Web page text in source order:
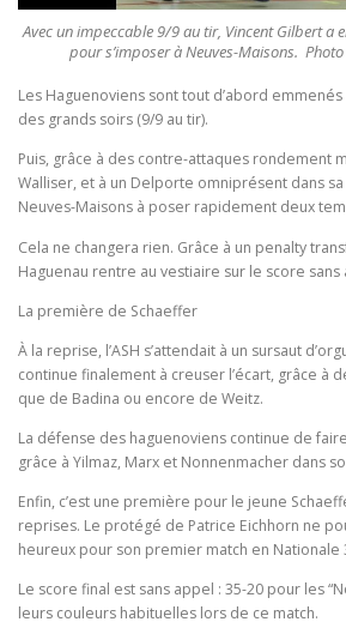
Avec un impeccable 9/9 au tir, Vincent Gilbert a
pour s’imposer à Neuves-Maisons.
Les Haguenoviens sont tout d’abord
des grands soirs (9/9 au tir).
Puis, grâce à des contre-attaques rondement
Walliser, et à un Delporte omniprésent dans sa
Neuves-Maisons à poser rapidement deux
Cela ne changera rien. Grâce à un penalty
Haguenau rentre au vestiaire sur le score sans
La première de Schaeffer
À la reprise, l’ASH s’attendait à un sursaut
continue finalement à creuser l’écart, grâce à
que de Badina ou encore de Weitz.
La défense des haguenoviens continue de
grâce à Yilmaz, Marx et Nonnenmacher dans
Enfin, c’est une première pour le jeune
reprises. Le protégé de Patrice Eichhorn ne
heureux pour son premier match en Nationale
Le score final est sans appel : 35-20 pour les
leurs couleurs habituelles lors de ce match.